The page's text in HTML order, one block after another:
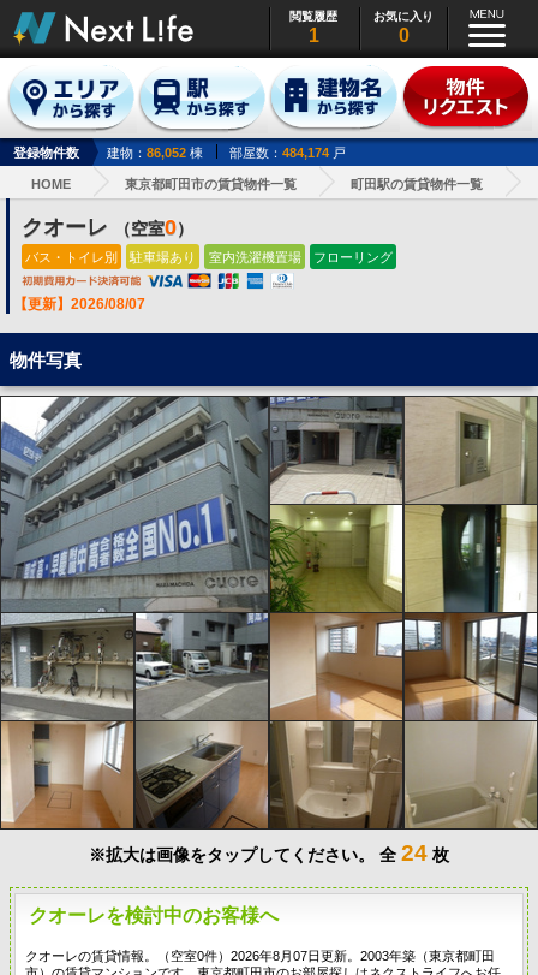
閲覧履歴
1
お気に入り
0
登録物件数 建物： 86,052 棟 部屋数： 484,174 戸
HOME 東京都町田市の賃貸物件一覧 町田駅の賃貸物件一覧
クオーレ （空室0）
バス・トイレ別 駐車場あり 室内洗濯機置場 フローリング
【更新】2026/08/07
物件写真
※拡大は画像をタップしてください。 全 24 枚
クオーレを検討中のお客様へ
クオーレの賃貸情報。（空室0件）2026年8月07日更新。2003年築（東京都町田
市）の賃貸マンションです。東京都町田市のお部屋探しはネクストライフへお任